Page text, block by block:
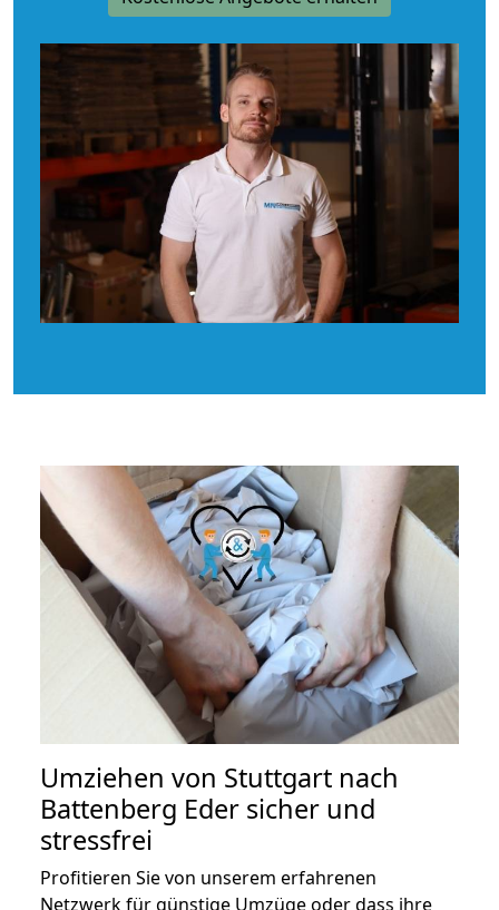
Umziehen von Stuttgart nach
Battenberg Eder sicher und
stressfrei
Profitieren Sie von unserem erfahrenen
Netzwerk für günstige Umzüge oder dass ihre